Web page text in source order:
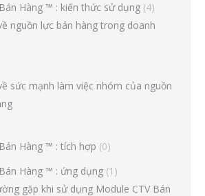
Hàng ™ : kiến thức sử dụng (4)
nguồn lực bán hàng trong doanh
sức mạnh làm việc nhóm của nguồn
Hàng ™ : tích hợp (0)
Hàng ™ : ứng dụng (1)
gặp khi sử dụng Module CTV Bán